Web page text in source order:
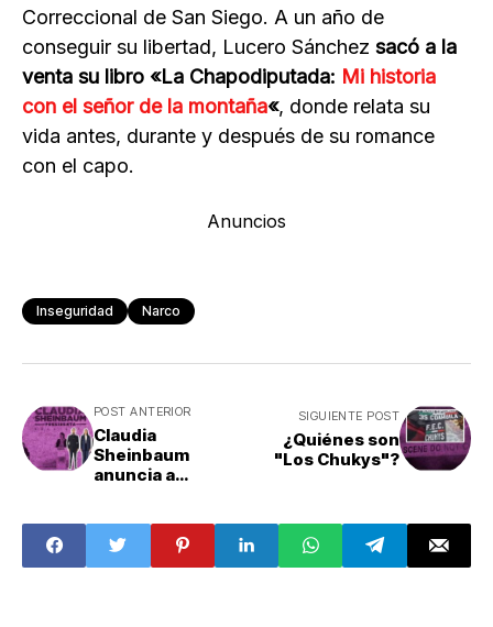
Correccional de San Siego. A un año de
conseguir su libertad, Lucero Sánchez sacó a la
venta su libro «La Chapodiputada: Mi historia
con el señor de la montaña«, donde relata su
vida antes, durante y después de su romance
con el capo.
Anuncios
Inseguridad Narco
POST ANTERIOR
Claudia
Sheinbaum
anuncia a
y Trabajo
SIGUIENTE POST
¿Quiénes son
"Los Chukys"?